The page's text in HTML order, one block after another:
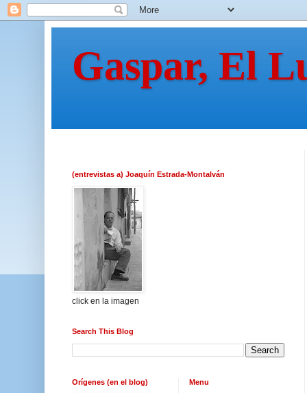
Gaspar, El
(entrevistas a) Joaquín Estrada-Montalván
click en la imagen
Search This Blog
Orígenes (en el blog) Menu